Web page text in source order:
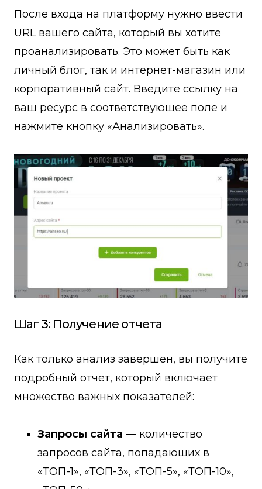
После входа на платформу нужно ввести
URL вашего сайта, который вы хотите
проанализировать. Это может быть как
личный блог, так и интернет-магазин или
корпоративный сайт. Введите ссылку на
ваш ресурс в соответствующее поле и
нажмите кнопку «Анализировать».
Шаг 3: Получение отчета
Как только анализ завершен, вы получите
подробный отчет, который включает
множество важных показателей:
Запросы сайта — количество
запросов сайта, попадающих в
«ТОП-1», «ТОП-3», «ТОП-5», «ТОП-10»,